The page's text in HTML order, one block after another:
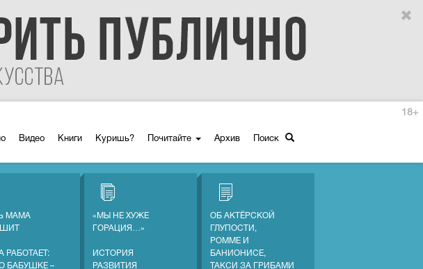
Видео Книги Куришь? Почитайте Архив Поиск
18+
МАМА
РАБОТАЕТ:
БАБУШКЕ –
«МЫ НЕ ХУЖЕ
ГОРАЦИЯ…»
ИСТОРИЯ
РАЗВИТИЯ
ОБ АКТЁРСКОЙ
ГЛУПОСТИ,
РОММЕ И
БАНИОНИСЕ,
ТАКСИ ЗА ГРИБАМИ